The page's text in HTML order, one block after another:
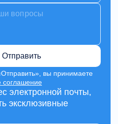
Отправить
вы принимаете
соглашение
электронной почты,
эксклюзивные